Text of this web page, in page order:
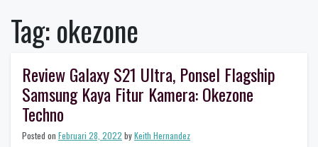
Tag:okezone
Review Galaxy S21 Ultra, Ponsel Flagship
Samsung Kaya Fitur Kamera: Okezone
Techno
Posted on Februari 28, 2022 byKeith Hernandez